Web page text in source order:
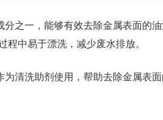
之一，能够有效去除金属表面
中易于漂洗，减少废水排放。
清洗助剂使用，帮助去除金属